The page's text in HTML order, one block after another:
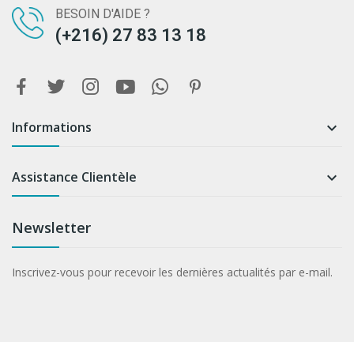
BESOIN D'AIDE ?
(+216) 27 83 13 18
Informations 
Assistance Clientèle 
Newsletter
Inscrivez-vous pour recevoir les dernières actualités par e-mail.